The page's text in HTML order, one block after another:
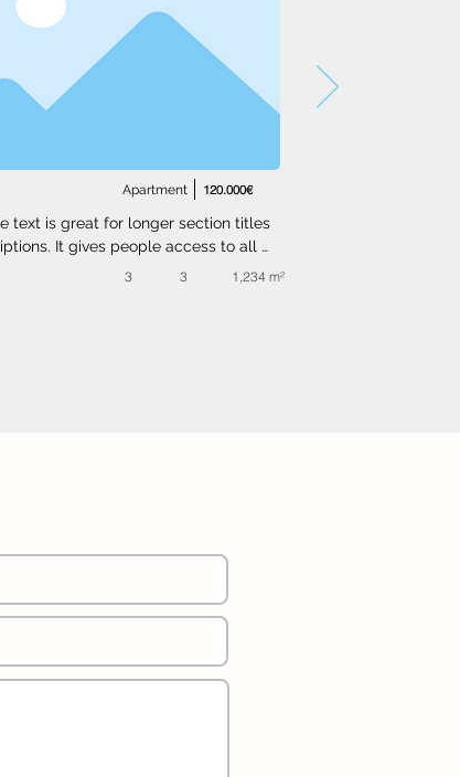
Apartment 120.000€
text is great for longer section titles
It gives people access to all
need, while keeping your layout
3 3 1,234 m²